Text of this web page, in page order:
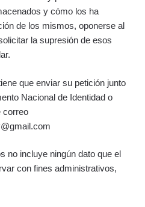
y cómo los ha
de los mismos, oponerse al
la supresión de esos
que enviar su petición junto
Nacional de Identidad o
correo
no incluye ningún dato que el
con fines administrativos,